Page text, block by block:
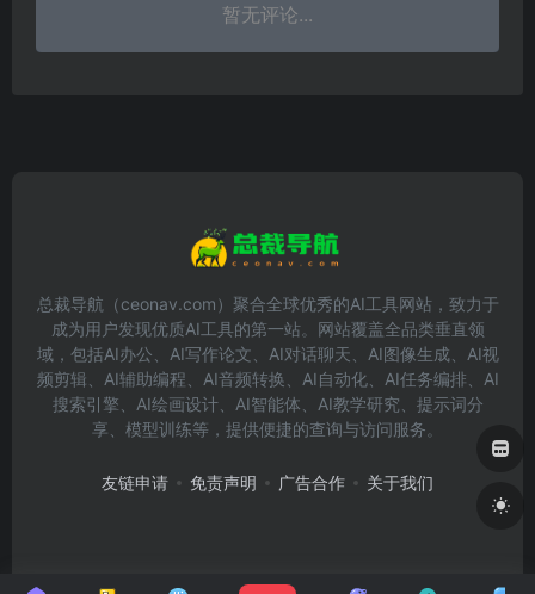
暂无评论...
总裁导航（ceonav.com）聚合全球优秀的AI工具网站，致力于
成为用户发现优质AI工具的第一站。网站覆盖全品类垂直领
域，包括AI办公、AI写作论文、AI对话聊天、AI图像生成、AI视
频剪辑、AI辅助编程、AI音频转换、AI自动化、AI任务编排、AI
搜索引擎、AI绘画设计、AI智能体、AI教学研究、提示词分
享、模型训练等，提供便捷的查询与访问服务。
友链申请 免责声明 广告合作 关于我们
Copyright © 2026